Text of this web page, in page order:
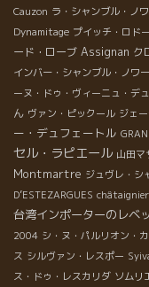
Cauzon ラ・シャンブル・ノ
Dynamitage プイッチ・ロドー
ード・ローブ Assignan ク
インバー・シャンブル・ノワ
ーヌ・ドゥ・ヴィーニュ・デ
ん ヴァン・ピックール ジェ
ー・デュフェートル
セル・ラピエール 山田マ
Montmartre ジュヴレ・シ
D’ESTEZARGUES
台湾インポーターのレベ
2004 シ・ヌ・パルリオン・
ス シルヴァン・レスポー
ス・ドゥ・レスカリダ ソムリ